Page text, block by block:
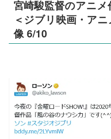
宮崎駿監督のアニ
＜ジブリ映画・ア
像 6/10